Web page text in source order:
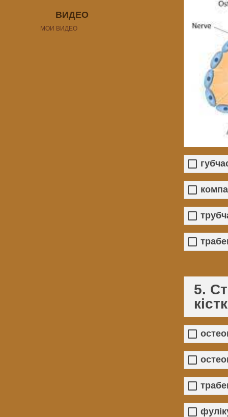
ВИДЕО
МОИ ВИДЕО
5.